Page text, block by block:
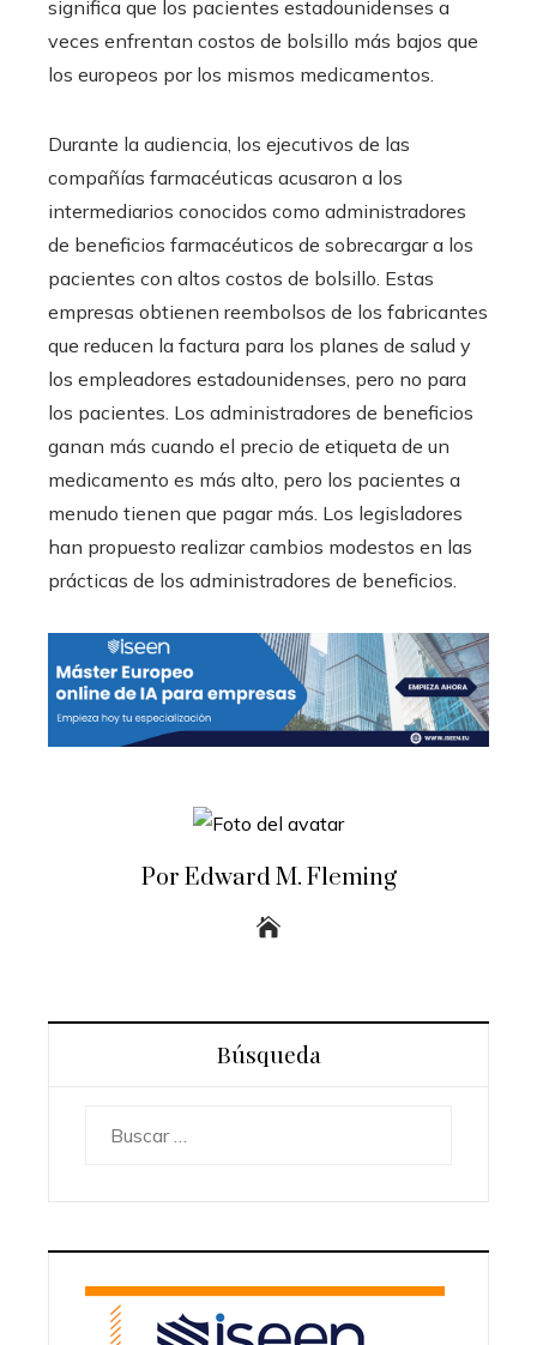
significa que los pacientes estadounidenses a
veces enfrentan costos de bolsillo más bajos que
los europeos por los mismos medicamentos.
Durante la audiencia, los ejecutivos de las
compañías farmacéuticas acusaron a los
intermediarios conocidos como administradores
de beneficios farmacéuticos de sobrecargar a los
pacientes con altos costos de bolsillo. Estas
empresas obtienen reembolsos de los fabricantes
que reducen la factura para los planes de salud y
los empleadores estadounidenses, pero no para
los pacientes. Los administradores de beneficios
ganan más cuando el precio de etiqueta de un
medicamento es más alto, pero los pacientes a
menudo tienen que pagar más. Los legisladores
han propuesto realizar cambios modestos en las
prácticas de los administradores de beneficios.
Por Edward M. Fleming
Búsqueda